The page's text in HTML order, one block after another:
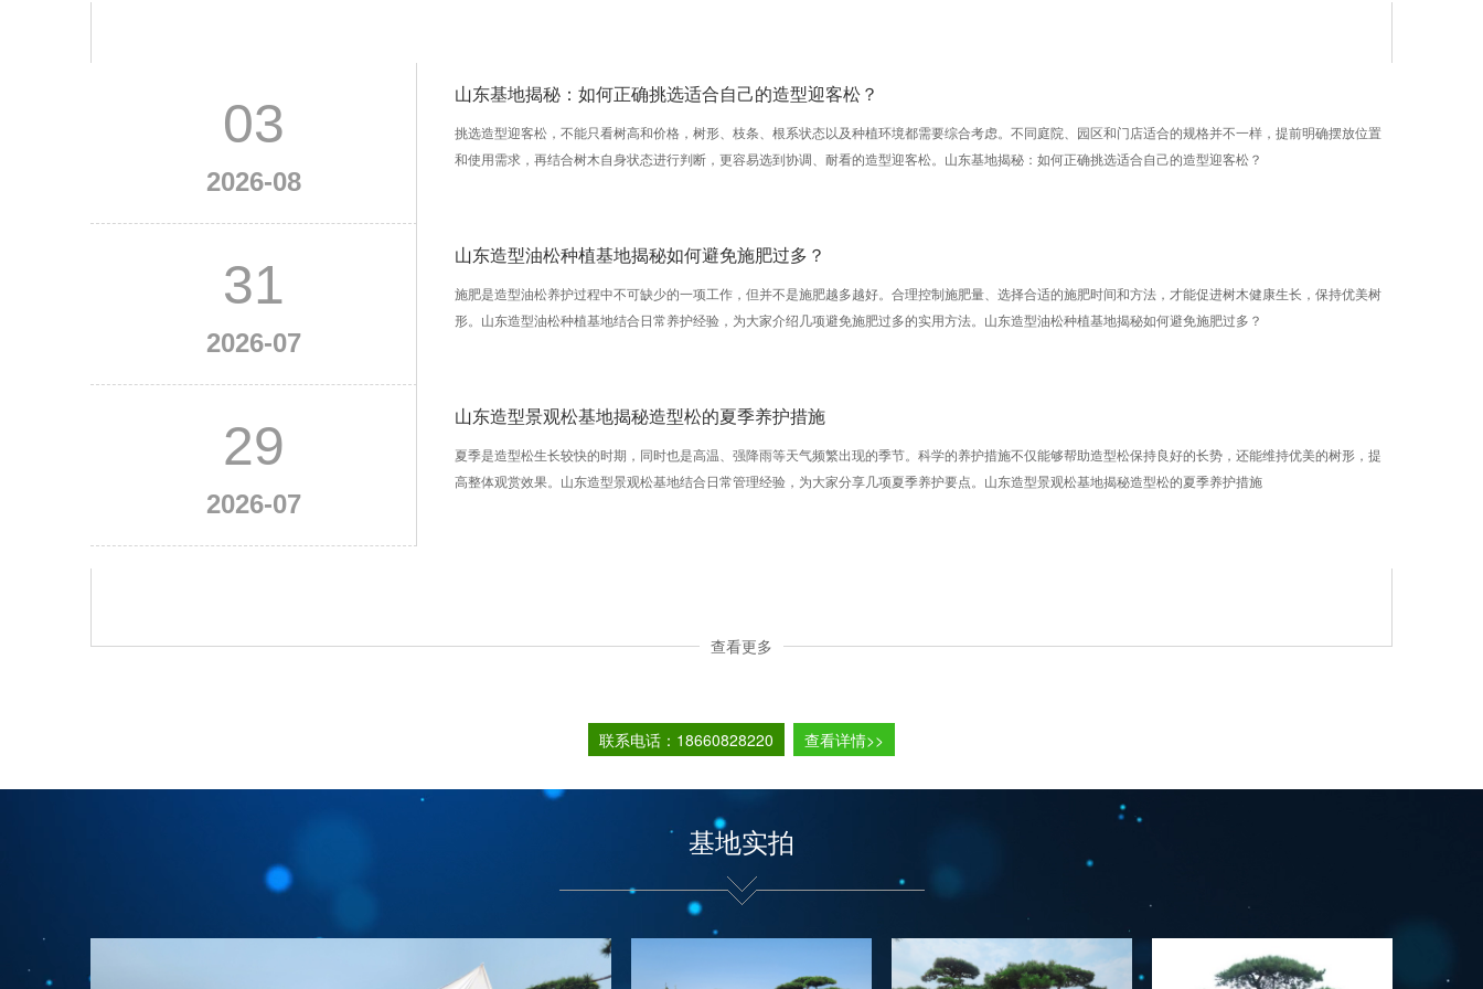
03
2026-08
山东基地揭秘：如何正确挑选适合自己的造型迎客松？
挑选造型迎客松，不能只看树高和价格，树形、枝条、根系状态以及种植环境都需要综合考虑。不同庭院、园区和门店适合的规格并不一样，提前明确摆放位置
和使用需求，再结合树木自身状态进行判断，更容易选到协调、耐看的造型迎客松。山东基地揭秘：如何正确挑选适合自己的造型迎客松？
31
2026-07
山东造型油松种植基地揭秘如何避免施肥过多？
施肥是造型油松养护过程中不可缺少的一项工作，但并不是施肥越多越好。合理控制施肥量、选择合适的施肥时间和方法，才能促进树木健康生长，保持优美树
形。山东造型油松种植基地结合日常养护经验，为大家介绍几项避免施肥过多的实用方法。山东造型油松种植基地揭秘如何避免施肥过多？
29
2026-07
山东造型景观松基地揭秘造型松的夏季养护措施
夏季是造型松生长较快的时期，同时也是高温、强降雨等天气频繁出现的季节。科学的养护措施不仅能够帮助造型松保持良好的长势，还能维持优美的树形，提
高整体观赏效果。山东造型景观松基地结合日常管理经验，为大家分享几项夏季养护要点。山东造型景观松基地揭秘造型松的夏季养护措施
查看更多
联系电话：18660828220 查看详情>>
基地实拍